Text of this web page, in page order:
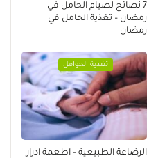
7 نصائح لصيام الحامل في
رمضان – تغذية الحامل في
رمضان
تغذية الحوامل
الرضاعة الطبيعية – اطعمة ادرار